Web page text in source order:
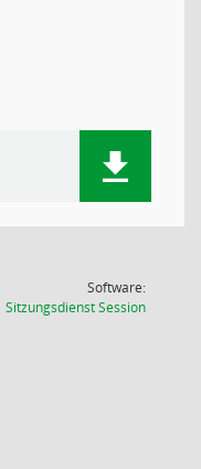
Software:
SitzungsdienstSession(Wird in